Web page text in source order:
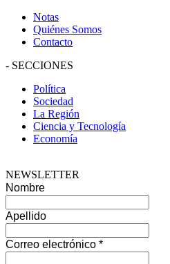
Notas
Quiénes Somos
Contacto
- SECCIONES
Política
Sociedad
La Región
Ciencia y Tecnología
Economía
NEWSLETTER
Nombre
Apellido
Correo electrónico *